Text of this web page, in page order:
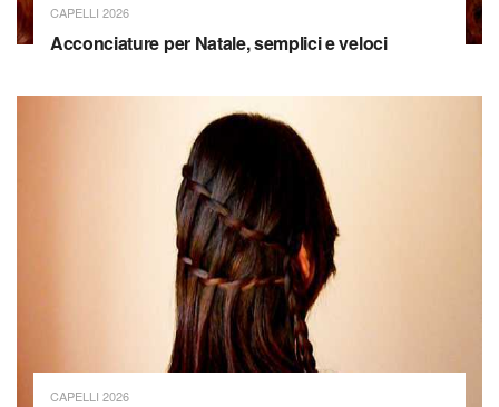
CAPELLI 2026
Acconciature per Natale, semplici e veloci
CAPELLI 2026